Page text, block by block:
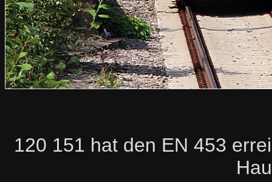
120 151 hat den EN 453